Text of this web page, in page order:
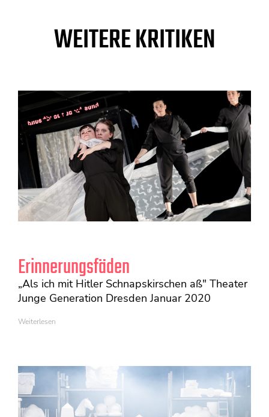
WEITERE KRITIKEN
Erinnerungsfäden
„Als ich mit Hitler Schnapskirschen aß" Theater
Junge Generation Dresden Januar 2020
Weiterlesen